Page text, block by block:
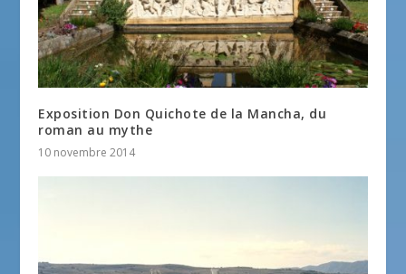
Exposition Don Quichote de la Mancha, du
roman au mythe
10 novembre 2014